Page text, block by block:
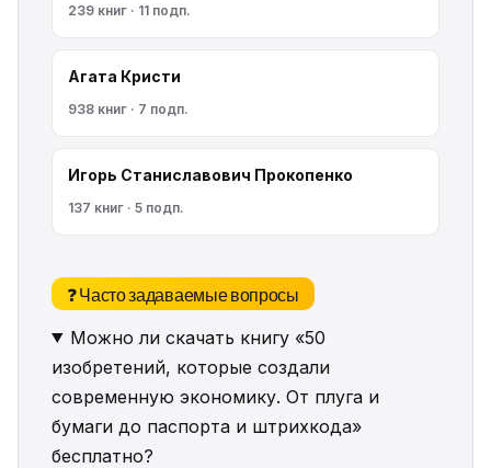
239 книг · 11 подп.
Агата Кристи
938 книг · 7 подп.
Игорь Станиславович Прокопенко
137 книг · 5 подп.
❓ Часто задаваемые вопросы
Можно ли скачать книгу «50
изобретений, которые создали
современную экономику. От плуга и
бумаги до паспорта и штрихкода»
бесплатно?